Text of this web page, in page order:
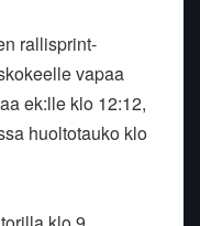
rallisprint-
vapaa
ek:lle klo 12:12,
huoltotauko klo